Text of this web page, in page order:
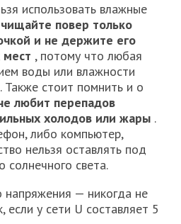
использовать влажные
повер только
и не держите его
мест , потому что любая
воды или влажности
стоит помнить и о
любит перепадов
холодов или жары .
либо компьютер,
нельзя оставлять под
солнечного света.
— никогда не
если у сети U составляет 5